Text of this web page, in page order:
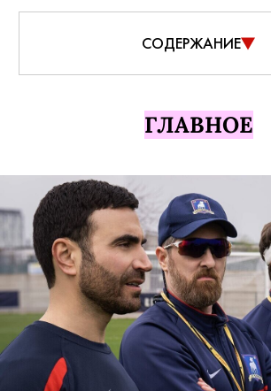
СОДЕРЖАНИЕ
ГЛАВНОЕ